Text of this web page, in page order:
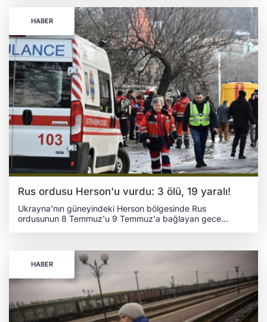
üzerinden yaptığı açıklamada, saldırının saat 10.00
sularında gerçekleştiğini bildirdi. Prokudin, Rus güçlerine ait
bir FPV tipi SİHA’nın, kentteki bir süpermarkete ürün
teslimatı yapan sivil lojistik kamyonuna doğrudan çarptığını
belirtti. İsabet alan nakliye aracı saldırının ardından kısa
sürede tamamen alevlere teslim olarak kullanılamaz hale
geldi. İhbar üzerine bölgeye sevk edilen Ukrayna Acil
Durumlar Servisi ekipleri, çıkan yangını hızlı müdahaleyle
söndürdü. İlk belirlemelere göre olayda ölen ya da
yaralanan olmadı.
HABER
Rus ordusu Herson'u vurdu: 3 ölü, 19 yaralı!
Ukrayna'nın güneyindeki Herson bölgesinde Rus
ordusunun 8 Temmuz'u 9 Temmuz'a bağlayan gece
Herson Bölgesi Askerî İdaresi Başkanı Oleksandr Prokudin,
sosyal medya üzerinden yaptığı açıklamada, Rus güçlerinin
gün boyunca bölgedeki çok sayıda yerleşim yerine SİHA
ve topçu saldırıları gerçekleştirdiğini bildirdi. Prokudin'in
verdiği bilgiye göre, saldırılar Berıslav, Bilozerka,
Borozenske, Burhunka, Antonivka, Veletenske, Velıka
Oleksandrivka, Dniprovske, Doslidne, Dudçanı, Zımivnık,
Zorivka, İvanivka, Kaçkarivka, Kizomıs, Komışanı, Kostırka,
HABER